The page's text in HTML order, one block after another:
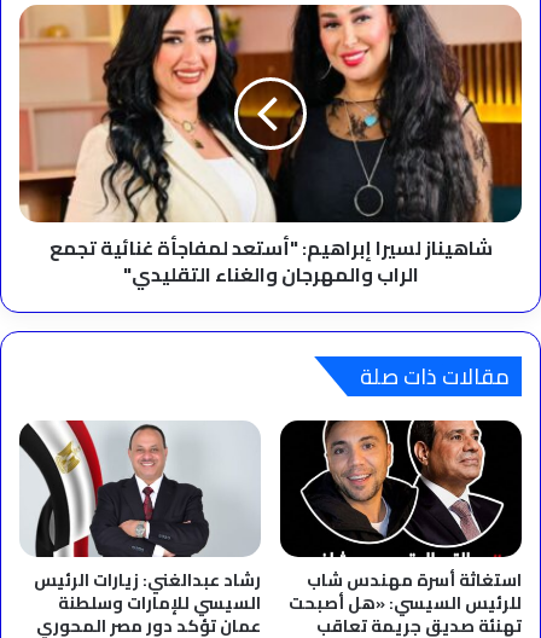
شاهيناز
لسيرا
إبراهيم:
"أستعد
لمفاجأة
غنائية
تجمع
الراب
والمهرجان
والغناءشاهيناز لسيرا إبراهيم: "أستعد لمفاجأة غنائية تجمع
الراب والمهرجان والغناء التقليدي"
مقالات ذات صلة
استغاثة أسرة مهندس شاب
للرئيس السيسي: «هل أصبحت
تهنئة صديق جريمة تعاقب
رشاد عبدالغني: زيارات الرئيس
السيسي للإمارات وسلطنة
عمان تؤكد دور مصر المحوري